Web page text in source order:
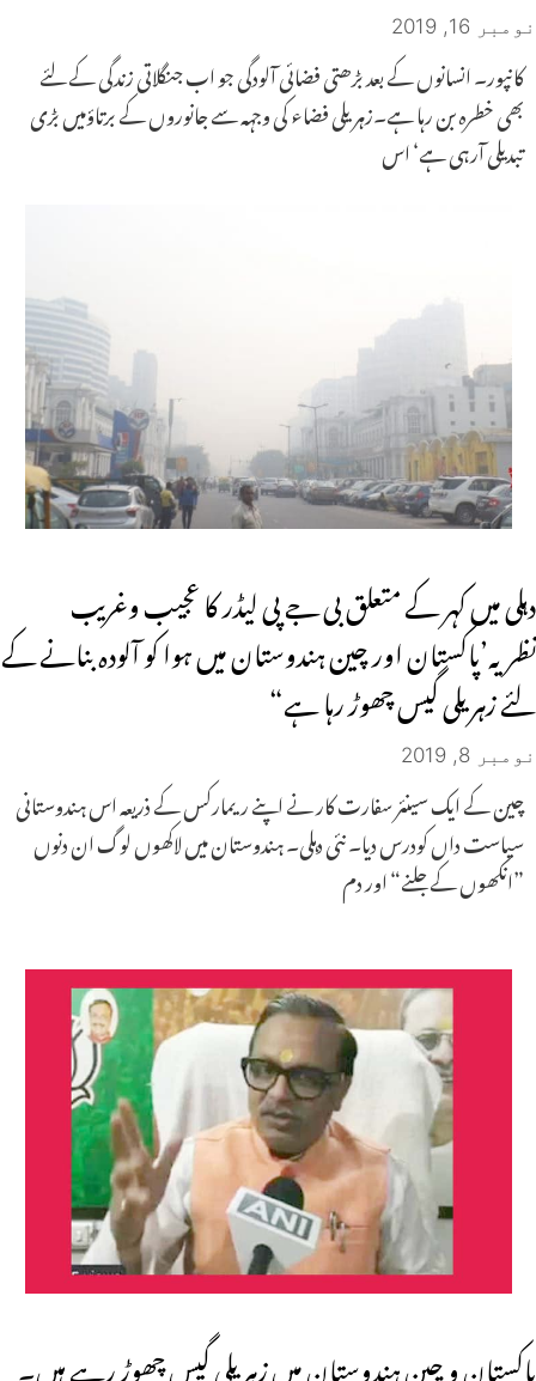
نومبر 16, 2019
کانپور۔ انسانوں کے بعد بڑھتی فضائی آلودگی جو اب جنگلاتی زندگی کے لئے
بھی خطرہ بن رہا ہے۔زہریلی فضاء کی وجہہ سے جانوروں کے برتاؤمیں بڑی
تبدیلی آرہی ہے‘ اس
دہلی میں کہر کے متعلق بی جے پی لیڈر کا عجیب وغریب
نظریہ’پاکستان اور چین ہندوستان میں ہوا کو آلودہ بنانے کے
لئے زہریلی گیس چھوڑ رہا ہے“
نومبر 8, 2019
چین کے ایک سینئر سفارت کار نے اپنے ریمارکس کے ذریعہ اس ہندوستانی
سیاست داں کودرس دیا۔ نئی دہلی۔ ہندوستان میں لاکھوں لوگ ان دنوں
”انکھوں کے جلنے“ اور دم
پاکستان و چین ہندوستان میں زہریلی گیس چھوڑ رہے ہیں۔